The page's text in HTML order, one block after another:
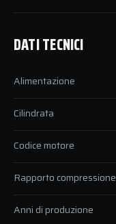
DATI TECNICI
Alimentazione
Cilindrata
Codice motore
Rapporto compressione
Anni di produzione